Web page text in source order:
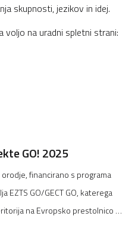
skupnosti, jezikov in idej.
voljo na uradni spletni strani:
in a new window
GO! 2025
financirano s programa
EZTS GO/GECT GO, katerega
na Evropsko prestolnico …